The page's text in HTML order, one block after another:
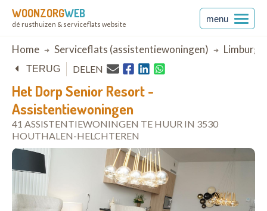
WOONZORGWEB
dé rusthuizen & serviceflats website
menu
Breadcrumb
Home Serviceflats (assistentiewoningen) Limburg
Het Dorp Senior Resort -
Assistentiewoningen
41 ASSISTENTIEWONINGEN TE HUUR IN 3530
HOUTHALEN-HELCHTEREN
TERUG DELEN
open in Google Maps